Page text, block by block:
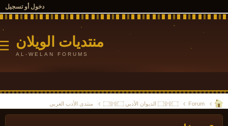
دخول أو تسجيل
منتديات الويلان
AL-WELAN FORUMS
☰
Forum ۝۩۩۝ الديوان الأدبي ۝۩۩۝ منتدى الأدب العربي